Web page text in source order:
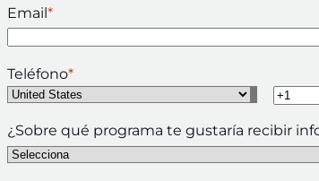
Email*
Teléfono*
¿Sobre qué programa te gustaría recibir